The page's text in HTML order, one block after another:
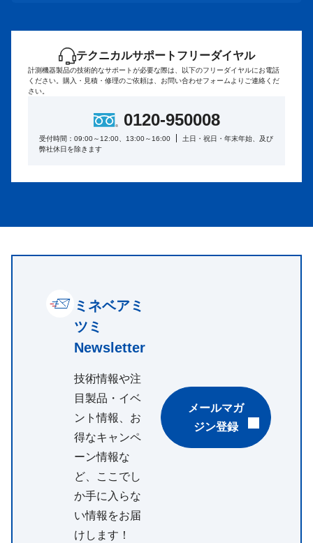
テクニカルサポートフリーダイヤル
計測機器製品の技術的なサポートが必要な際は、以下のフリーダイヤルにお電話
ください。 購入・見積・修理のご依頼は、お問い合わせフォームよりご連絡くだ
さい。
0120-950008
受付時間：09:00～12:00、13:00～16:00
土日・祝日・年末年始、及び
弊社休日を除きます
ミネベアミ
ツミ
Newsletter
技術情報や注
目製品・イベ
ント情報、お
得なキャンペ
ーン情報な
ど、ここでし
か手に入らな
い情報をお届
けします！
メールマガ
ジン登録